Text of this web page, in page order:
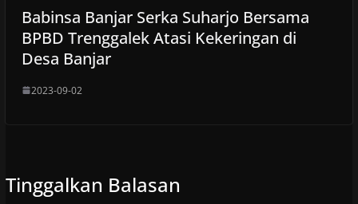
Babinsa Banjar Serka Suharjo Bersama
BPBD Trenggalek Atasi Kekeringan di
Desa Banjar
2023-09-02
Tinggalkan Balasan